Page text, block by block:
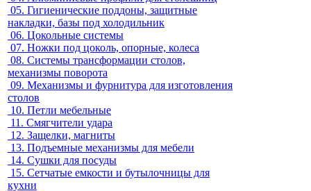
05. Гигиенические поддоны, защитные
накладки, базы под холодильник
06. Цокольные системы
07. Ножки под цоколь, опорные, колеса
08. Системы трансформации столов,
механизмы поворота
09. Механизмы и фурнитура для изготовления
столов
10. Петли мебельные
11. Смягчители удара
12. Защелки, магниты
13. Подъемные механизмы для мебели
14. Сушки для посуды
15. Сетчатые емкости и бутылочницы для
кухни